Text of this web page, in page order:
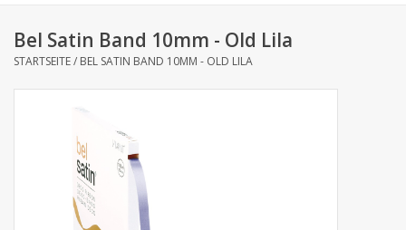
Taschen & Beuteln
Geschenksartikeln
Verpackungsmaterialien
Bel Satin Band 10mm - Old Lila
STARTSEITE/ BEL SATIN BAND 10MM - OLD LILA